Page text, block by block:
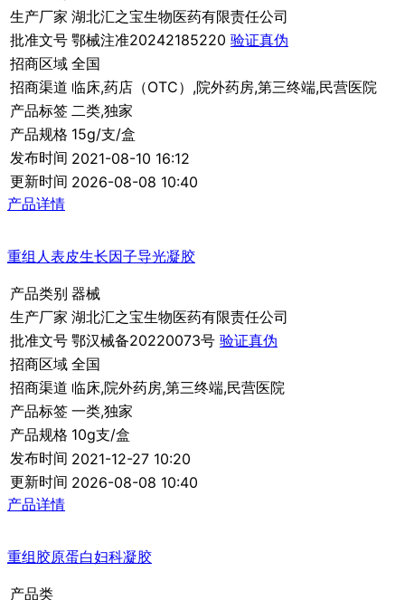
生产厂家 湖北汇之宝生物医药有限责任公司
批准文号 鄂械注准20242185220 验证真伪
招商区域 全国
招商渠道 临床,药店（OTC）,院外药房,第三终端,民营医院
产品标签 二类,独家
产品规格 15g/支/盒
发布时间 2021-08-10 16:12
更新时间 2026-08-08 10:40
产品详情
重组人表皮生长因子导光凝胶
产品类别 器械
生产厂家 湖北汇之宝生物医药有限责任公司
批准文号 鄂汉械备20220073号 验证真伪
招商区域 全国
招商渠道 临床,院外药房,第三终端,民营医院
产品标签 一类,独家
产品规格 10g支/盒
发布时间 2021-12-27 10:20
更新时间 2026-08-08 10:40
产品详情
重组胶原蛋白妇科凝胶
产品类